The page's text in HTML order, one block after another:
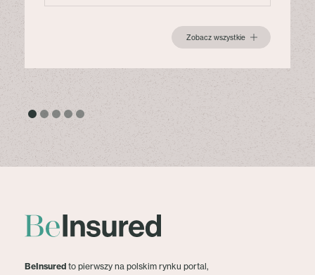
Zobacz wszystkie
BeInsured to pierwszy na polskim rynku portal,